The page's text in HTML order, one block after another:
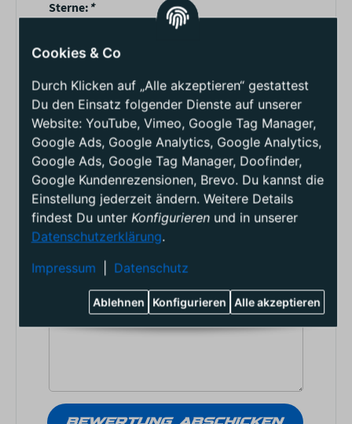
Sterne:*
Name:
Überschrift:*
Kommentar:*
Cookies & Co
Durch Klicken auf „Alle akzeptieren“ gestattest
Du den Einsatz folgender Dienste auf unserer
Website: YouTube, Vimeo, Google Tag Manager,
Google Ads, Google Analytics, Google Analytics,
Google Ads, Google Tag Manager, Doofinder,
Google Kundenrezensionen, Brevo. Du kannst die
Einstellung jederzeit ändern. Weitere Details
findest Du unter Konfigurierenund in unserer
Datenschutzerklärung.
Impressum
Datenschutz
Alle akzeptieren
Konfigurieren
Ablehnen